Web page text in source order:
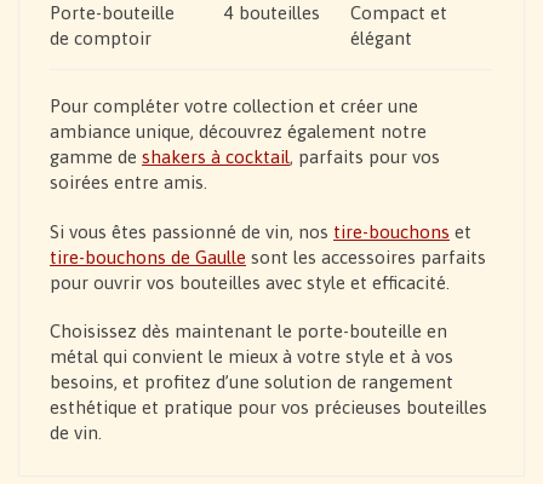
Porte-bouteille
de comptoir
4 bouteilles
Compact et
élégant
Pour compléter votre collection et créer une
ambiance unique, découvrez également notre
gamme de shakers à cocktail, parfaits pour vos
soirées entre amis.
Si vous êtes passionné de vin, nos tire-bouchons et
tire-bouchons de Gaulle sont les accessoires parfaits
pour ouvrir vos bouteilles avec style et efficacité.
Choisissez dès maintenant le porte-bouteille en
métal qui convient le mieux à votre style et à vos
besoins, et profitez d’une solution de rangement
esthétique et pratique pour vos précieuses bouteilles
de vin.